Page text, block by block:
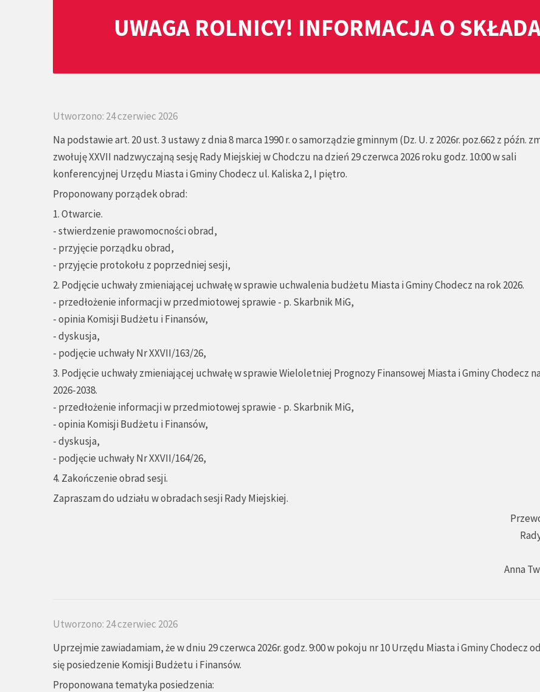
UWAGA ROLNICY! INFORMACJA O
Utworzono: 24 czerwiec 2026
Na podstawie art. 20 ust. 3 ustawy z dnia 8 marca 1990 r. o samorządzie gminnym (Dz. U. z 2026r. poz.662 z późn.
zwołuję XXVII nadzwyczajną sesję Rady Miejskiej w Chodczu na dzień 29 czerwca 2026 roku godz. 10:00 w sali
konferencyjnej Urzędu Miasta i Gminy Chodecz ul. Kaliska 2, I piętro.
Proponowany porządek obrad:
1. Otwarcie.
- stwierdzenie prawomocności obrad,
- przyjęcie porządku obrad,
- przyjęcie protokołu z poprzedniej sesji,
2. Podjęcie uchwały zmieniającej uchwałę w sprawie uchwalenia budżetu Miasta i Gminy Chodecz na rok 2026.
- przedłożenie informacji w przedmiotowej sprawie - p. Skarbnik MiG,
- opinia Komisji Budżetu i Finansów,
- dyskusja,
- podjęcie uchwały Nr XXVII/163/26,
3. Podjęcie uchwały zmieniającej uchwałę w sprawie Wieloletniej Prognozy Finansowej Miasta i Gminy Chodecz
2026-2038.
- przedłożenie informacji w przedmiotowej sprawie - p. Skarbnik MiG,
- opinia Komisji Budżetu i Finansów,
- dyskusja,
- podjęcie uchwały Nr XXVII/164/26,
4. Zakończenie obrad sesji.
Zapraszam do udziału w obradach sesji Rady Miejskiej.
Anna
Utworzono: 24 czerwiec 2026
Uprzejmie zawiadamiam, że w dniu 29 czerwca 2026r. godz. 9:00 w pokoju nr 10 Urzędu Miasta i Gminy Chodecz
się posiedzenie Komisji Budżetu i Finansów.
Proponowana tematyka posiedzenia: